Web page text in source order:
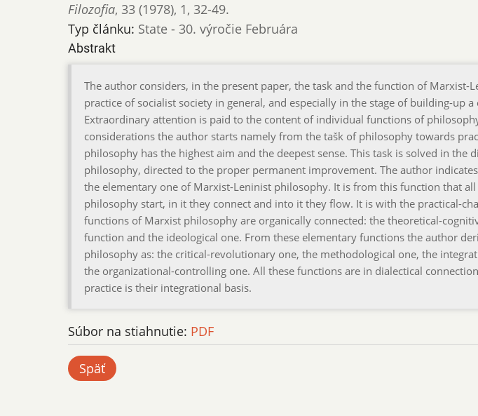
Filozofia, 33 (1978), 1, 32-49.
Typ článku: State - 30. výročie Februára
Abstrakt
The author considers, in the present paper, the task and the function of Marxist-
practice of socialist society in general, and especially in the stage of building-up
Extraordinary attention is paid to the content of individual functions of
considerations the author starts namely from the tašk of philosophy towards
philosophy has the highest aim and the deepest sense. This task is solved in the
philosophy, directed to the proper permanent improvement. The author
the elementary one of Marxist-Leninist philosophy. It is from this function that
philosophy start, in it they connect and into it they flow. It is with the practical-
functions of Marxist philosophy are organically connected: the theoretical-
function and the ideological one. From these elementary functions the author
philosophy as: the critical-revolutionary one, the methodological one, the
the organizational-controlling one. All these functions are in dialectical
practice is their integrational basis.
Súbor na stiahnutie: PDF
Späť